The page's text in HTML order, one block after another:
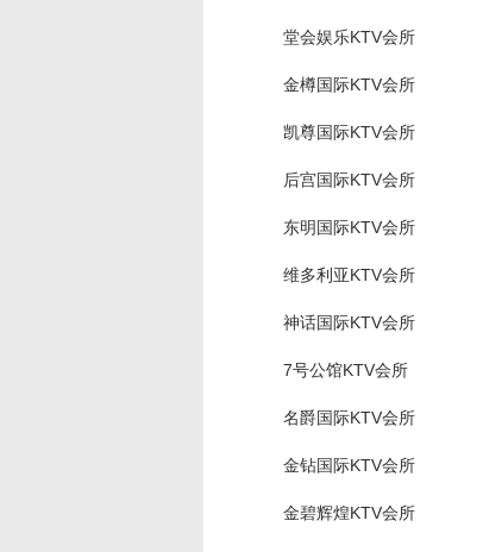
堂会娱乐KTV会所
金樽国际KTV会所
凯尊国际KTV会所
后宫国际KTV会所
东明国际KTV会所
维多利亚KTV会所
神话国际KTV会所
7号公馆KTV会所
名爵国际KTV会所
金钻国际KTV会所
金碧辉煌KTV会所